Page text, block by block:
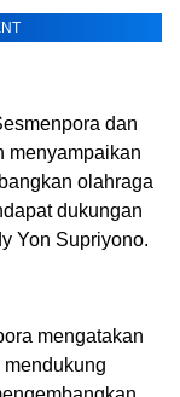
dan
menyampaikan
olahraga
dukungan
Yon Supriyono.
mengatakan